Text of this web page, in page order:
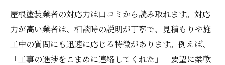
屋根塗装業者の対応力は口コミから読み取れます。対応
力が高い業者は、相談時の説明が丁寧で、見積もりや施
工中の質問にも迅速に応じる特徴があります。例えば、
「工事の進捗をこまめに連絡してくれた」「要望に柔軟